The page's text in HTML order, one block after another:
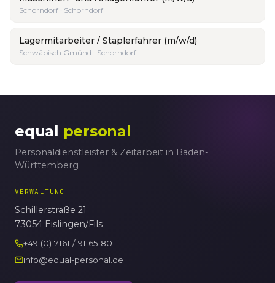
Schorndorf · Schorndorf
Lagermitarbeiter / Staplerfahrer (m/w/d)
Schwäbisch Gmünd · Schorndorf
equal personal
Personaldienstleister & Zeitarbeit in Baden-
Württemberg
VERWALTUNG
Schillerstraße 21
73054 Eislingen/Fils
+49 (0) 7161 / 91 65 80
info@equal-personal.de